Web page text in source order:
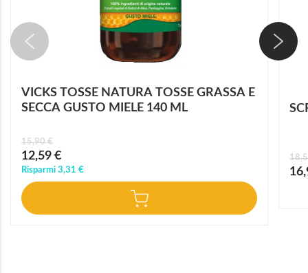
VICKS TOSSE NATURA TOSSE GRASSA E
SECCA GUSTO MIELE 140 ML
Prezzo
speciale
12,59 €
15,90 €
Risparmi 3,31 €